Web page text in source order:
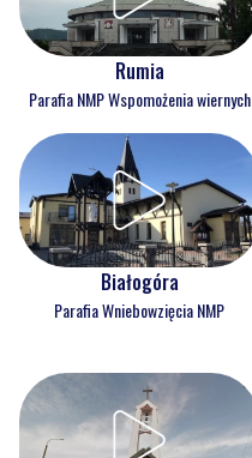
Rumia
Parafia NMP Wspomożenia wiernych
Białogóra
Parafia Wniebowzięcia NMP